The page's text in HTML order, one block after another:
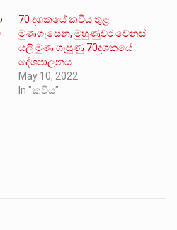
70 දශකයේ කවිය තුළ
මුණගැසෙන, මුහුණුවර වෙනස්
යලි මුණ ගැසුණු 70දශකයේ
දේශපාලනය
May 10, 2022
In "කවිය"